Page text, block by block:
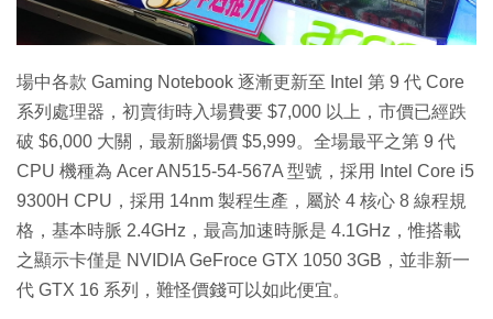
場中各款 Gaming Notebook 逐漸更新至 Intel 第 9 代 Core
系列處理器，初賣街時入場費要 $7,000 以上，市價已經跌
破 $6,000 大關，最新腦場價 $5,999。全場最平之第 9 代
CPU 機種為 Acer AN515-54-567A 型號，採用 Intel Core i5
9300H CPU，採用 14nm 製程生產，屬於 4 核心 8 線程規
格，基本時脈 2.4GHz，最高加速時脈是 4.1GHz，惟搭載
之顯示卡僅是 NVIDIA GeFroce GTX 1050 3GB，並非新一
代 GTX 16 系列，難怪價錢可以如此便宜。